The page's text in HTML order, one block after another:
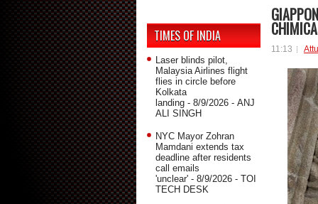
TIMES OF INDIA
Laser blinds pilot,
Malaysia Airlines flight
flies in circle before
Kolkata
landing - 8/9/2026 - ANJ
ALI SINGH
NYC Mayor Zohran
Mamdani extends tax
deadline after residents
call emails
'unclear' - 8/9/2026 - TOI
TECH DESK
11:13